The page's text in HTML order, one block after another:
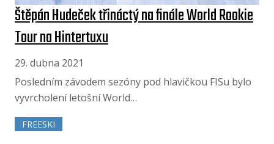
Štěpán Hudeček třináctý na finále World Rookie
Tour na Hintertuxu
29. dubna 2021
Posledním závodem sezóny pod hlavičkou FISu bylo
vyvrcholení letošní World…
FREESKI